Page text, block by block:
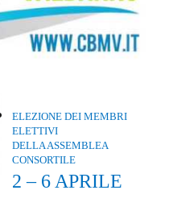
ELEZIONE DEI MEMBRI
ELETTIVI
DELLA ASSEMBLEA
CONSORTILE
2–6 APRILE